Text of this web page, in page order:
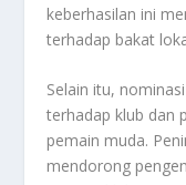
keberhasilan ini
terhadap bakat
Selain itu,
terhadap klub dan
pemain muda.
mendorong